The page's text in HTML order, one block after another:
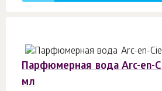
Парфюмерная вода Arc-en-
мл